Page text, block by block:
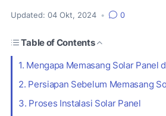
Updated: 04 Okt, 2024 • 0
Table of Contents
1. Mengapa Memasang Solar Panel
2. Persiapan Sebelum Memasang
3. Proses Instalasi Solar Panel